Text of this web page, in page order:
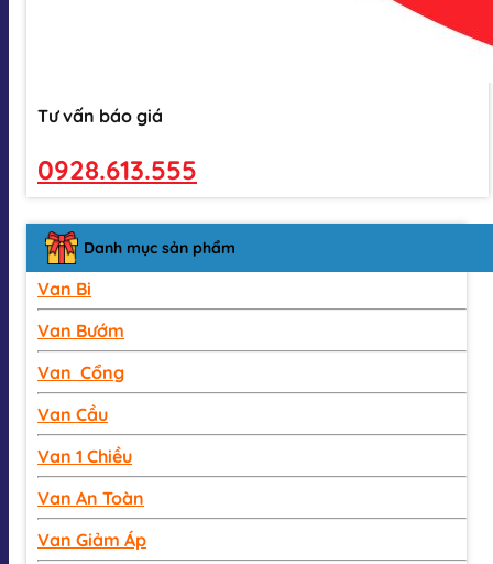
Tư vấn báo giá
0928.613.555
Danh mục sản phẩm
Van Bi
Van Bướm
Van Cổng
Van Cầu
Van 1 Chiều
Van An Toàn
Van Giảm Áp